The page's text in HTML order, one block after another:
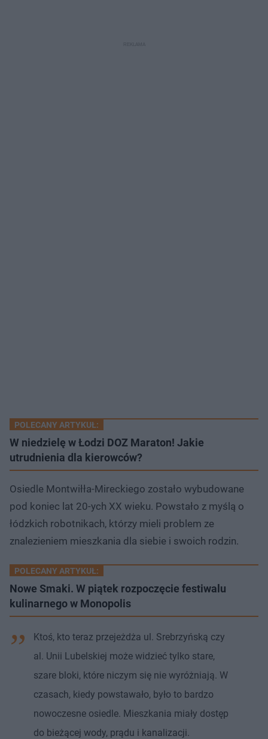
POLECANY ARTYKUŁ:
W niedzielę w Łodzi DOZ Maraton! Jakie
utrudnienia dla kierowców?
Osiedle Montwiłła-Mireckiego zostało wybudowane
pod koniec lat 20-ych XX wieku. Powstało z myślą o
łódzkich robotnikach, którzy mieli problem ze
znalezieniem mieszkania dla siebie i swoich rodzin.
POLECANY ARTYKUŁ:
Nowe Smaki. W piątek rozpoczęcie festiwalu
kulinarnego w Monopolis
Ktoś, kto teraz przejeżdża ul. Srebrzyńską czy
al. Unii Lubelskiej może widzieć tylko stare,
szare bloki, które niczym się nie wyróżniają. W
czasach, kiedy powstawało, było to bardzo
nowoczesne osiedle. Mieszkania miały dostęp
do bieżącej wody, prądu i kanalizacji.